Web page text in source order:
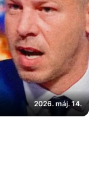
2026. máj. 14.